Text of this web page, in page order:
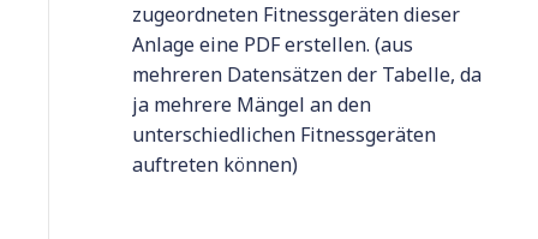
zugeordneten Fitnessgeräten dieser
Anlage eine PDF erstellen. (aus
mehreren Datensätzen der Tabelle, da
ja mehrere Mängel an den
unterschiedlichen Fitnessgeräten
auftreten können)